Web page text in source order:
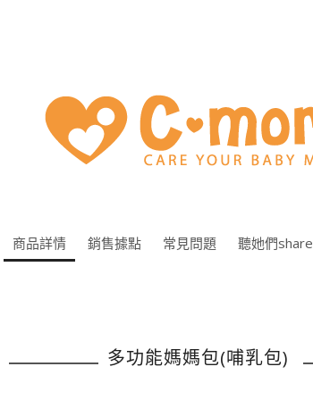
商品詳情 銷售據點 常見問題 聽她們share
多功能媽媽包(哺乳包)